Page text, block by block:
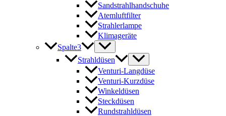
Sandstrahlhandschuhe
Atemluftfilter
Strahlerlampe
Klimageräte
Spalte3
Strahldüsen
Venturi-Langdüse
Venturi-Kurzdüse
Winkeldüsen
Steckdüsen
Rundstrahldüsen